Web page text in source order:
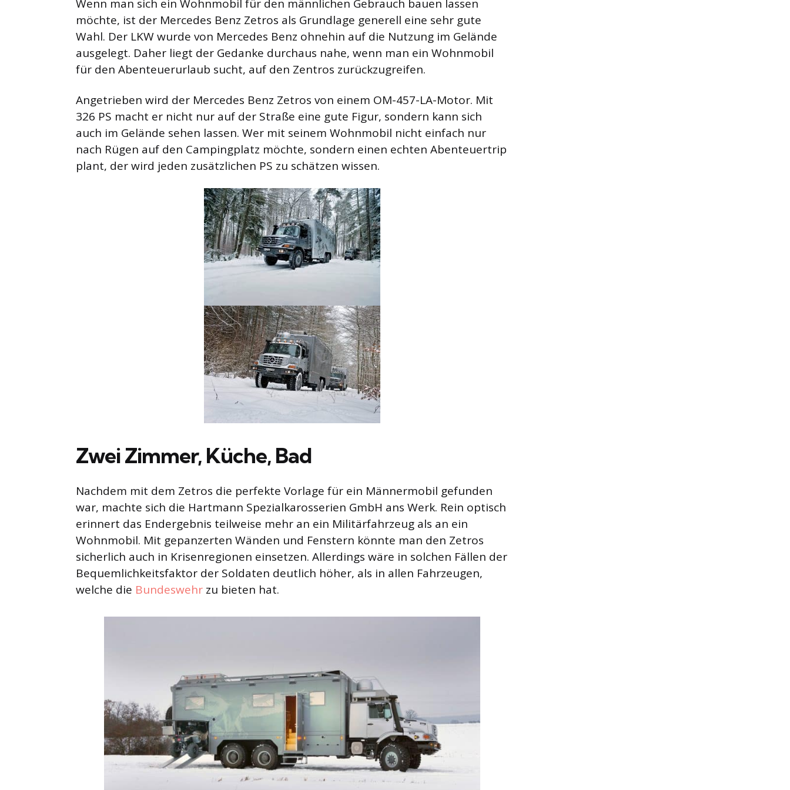
Wenn man sich ein Wohnmobil für den männlichen Gebrauch bauen lassen
möchte, ist der Mercedes Benz Zetros als Grundlage generell eine sehr gute
Wahl. Der LKW wurde von Mercedes Benz ohnehin auf die Nutzung im Gelände
ausgelegt. Daher liegt der Gedanke durchaus nahe, wenn man ein Wohnmobil
für den Abenteuerurlaub sucht, auf den Zentros zurückzugreifen.
Angetrieben wird der Mercedes Benz Zetros von einem OM-457-LA-Motor. Mit
326 PS macht er nicht nur auf der Straße eine gute Figur, sondern kann sich
auch im Gelände sehen lassen. Wer mit seinem Wohnmobil nicht einfach nur
nach Rügen auf den Campingplatz möchte, sondern einen echten Abenteuertrip
plant, der wird jeden zusätzlichen PS zu schätzen wissen.
Zwei Zimmer, Küche, Bad
Nachdem mit dem Zetros die perfekte Vorlage für ein Männermobil gefunden
war, machte sich die Hartmann Spezialkarosserien GmbH ans Werk. Rein optisch
erinnert das Endergebnis teilweise mehr an ein Militärfahrzeug als an ein
Wohnmobil. Mit gepanzerten Wänden und Fenstern könnte man den Zetros
sicherlich auch in Krisenregionen einsetzen. Allerdings wäre in solchen Fällen der
Bequemlichkeitsfaktor der Soldaten deutlich höher, als in allen Fahrzeugen,
welche die Bundeswehr zu bieten hat.